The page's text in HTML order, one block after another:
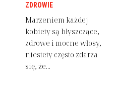
ZDROWIE
Marzeniem każdej
kobiety są błyszczące,
zdrowe i mocne włosy,
niestety często zdarza
się, że...